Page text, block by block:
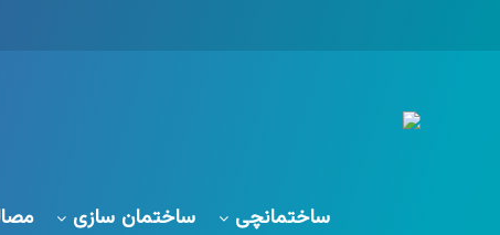
ساختمانچی ساختمان سازی